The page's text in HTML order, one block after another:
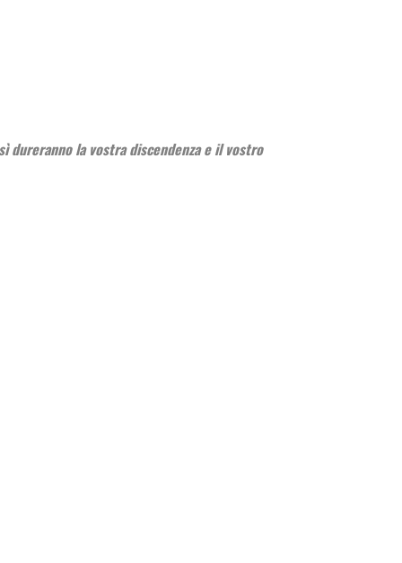
dureranno la vostra discendenza e il vostro